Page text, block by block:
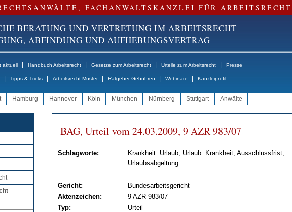
FACHANWALTSKANZLEI FÜR ARBEITSRECHT
BERATUNG UND VERTRETUNG IM ARBEITSRECHT
ABFINDUNG UND AUFHEBUNGSVERTRAG
aktuell Handbuch Arbeitsrecht Gesetze zum Arbeitsrecht Urteile zum Arbeitsrecht Presse
Tipps & Tricks Arbeitsrecht Muster Ratgeber Gebühren Webinare Kanzleiprofil
Hamburg Hannover Köln München Nürnberg Stuttgart Anwälte
BAG, Ur­teil vom 24.03.2009, 9 AZR 983/07
Schlagworte:
Krankheit: Urlaub, Urlaub: Krankheit, Ausschlussfrist,
Urlaubsabgeltung
Gericht:
Bundesarbeitsgericht
Aktenzeichen:
9 AZR 983/07
Typ:
Urteil